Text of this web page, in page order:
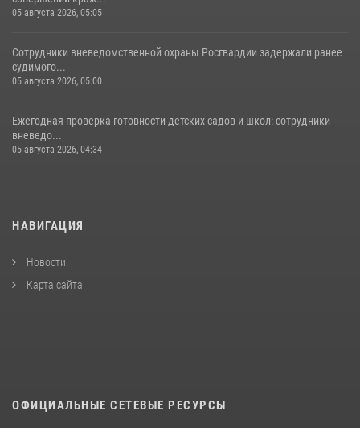
05 августа 2026, 05:05
Сотрудники вневедомственной охраны Росгвардии задержали ранее
судимого...
05 августа 2026, 05:00
Ежегодная проверка готовности детских садов и школ: сотрудники
вневедо...
05 августа 2026, 04:34
НАВИГАЦИЯ
Новости
Карта сайта
ОФИЦИАЛЬНЫЕ СЕТЕВЫЕ РЕСУРСЫ